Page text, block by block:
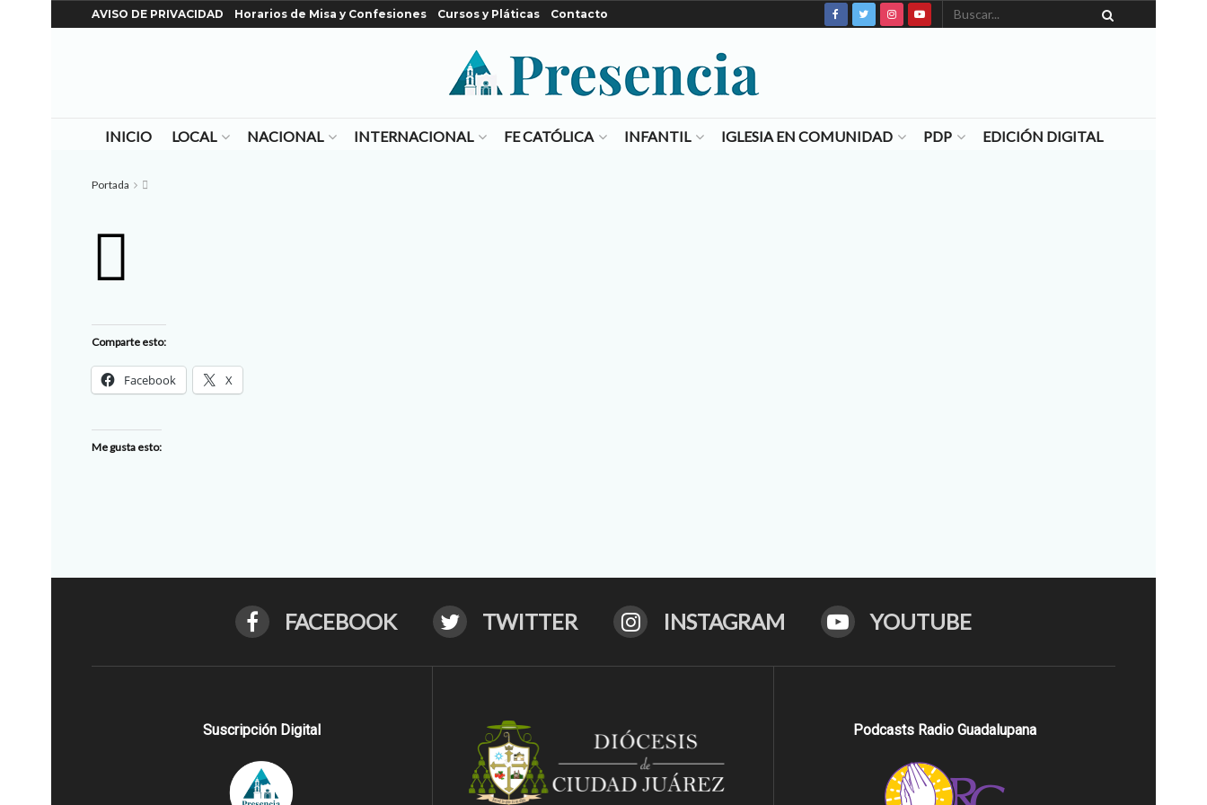
AVISO DE PRIVACIDAD Horarios de Misa y Confesiones Cursos y Pláticas Contacto
INICIO LOCAL NACIONAL INTERNACIONAL FE CATÓLICA INFANTIL IGLESIA EN COMUNIDAD PDP EDICIÓN DIGITAL
Portada
Comparte esto:
Facebook X
Me gusta esto:
FACEBOOK TWITTER INSTAGRAM YOUTUBE
Suscripción Digital Podcasts Radio Guadalupana